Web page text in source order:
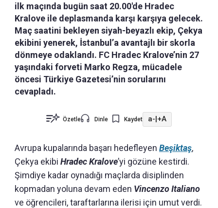
ilk maçında bugün saat 20.00'de Hradec
Kralove ile deplasmanda karşı karşıya gelecek.
Maç saatini bekleyen siyah-beyazlı ekip, Çekya
ekibini yenerek, İstanbul’a avantajlı bir skorla
dönmeye odaklandı. FC Hradec Kralove’nin 27
yaşındaki forveti Marko Regza, mücadele
öncesi Türkiye Gazetesi’nin sorularını
cevapladı.
Özetle Dinle Kaydet a-|+A
Avrupa kupalarında başarı hedefleyen Beşiktaş,
Çekya ekibi Hradec Kralove’yi gözüne kestirdi.
Şimdiye kadar oynadığı maçlarda disiplinden
kopmadan yoluna devam eden Vincenzo Italiano
ve öğrencileri, taraftarlarına ilerisi için umut verdi.